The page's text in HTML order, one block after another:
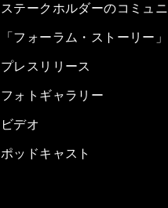
ステークホルダーのコミュ
「フォーラム・ストーリー」
プレスリリース
フォトギャラリー
ビデオ
ポッドキャスト